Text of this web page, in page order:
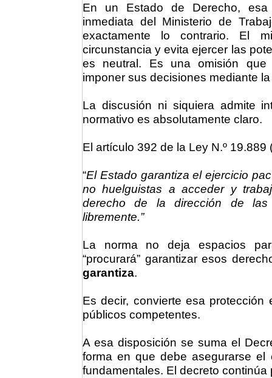
En un Estado de Derecho, esa
inmediata del Ministerio de
exactamente lo contrario. El
circunstancia y evita ejercer las
es neutral. Es una omisión que
imponer sus decisiones mediante
La discusión ni siquiera admite
normativo es absolutamente claro.
El artículo 392 de la Ley N.º
“El Estado garantiza el ejercicio
no huelguistas a acceder y
derecho de la dirección de
libremente.”
La norma no deja espacios
“procurará” garantizar esos
garantiza.
Es decir, convierte esa
públicos competentes.
A esa disposición se suma el
forma en que debe asegurarse el
fundamentales. El decreto